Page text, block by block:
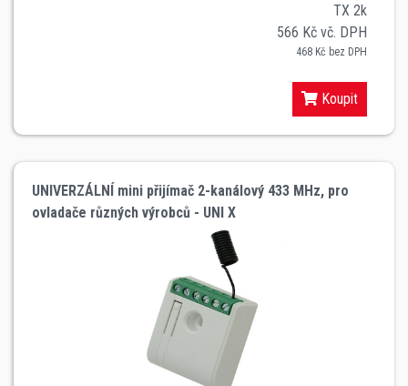
TX 2k
566 Kč vč. DPH
468 Kč bez DPH
Koupit
UNIVERZÁLNÍ mini přijímač 2-kanálový 433 MHz, pro
ovladače různých výrobců - UNI X